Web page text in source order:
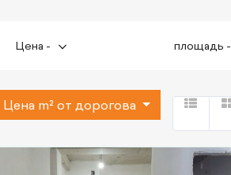
Цена - площадь -
Цена m² от дорогова